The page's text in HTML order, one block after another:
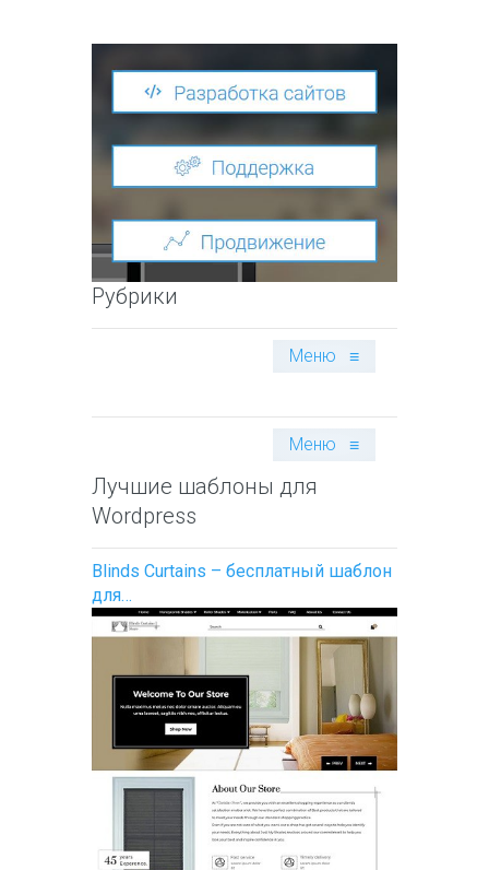
Рубрики
Меню ≡
Меню ≡
Лучшие шаблоны для
Wordpress
Blinds Curtains – бесплатный шаблон
для…